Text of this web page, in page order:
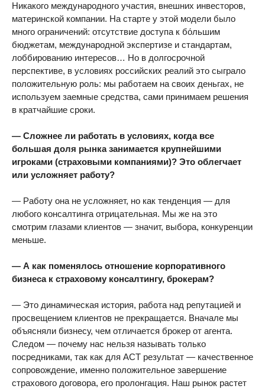
Никакого международного участия, внешних инвесторов,
материнской компании. На старте у этой модели было
много ограничений: отсутствие доступа к бо́льшим
бюджетам, международной экспертизе и стандартам,
лоббированию интересов… Но в долгосрочной
перспективе, в условиях российских реалий это сыграло
положительную роль: мы работаем на своих деньгах, не
используем заемные средства, сами принимаем решения
в кратчайшие сроки.
— Сложнее ли работать в условиях, когда все
большая доля рынка занимается крупнейшими
игроками (страховыми компаниями)? Это облегчает
или усложняет работу?
— Работу она не усложняет, но как тенденция — для
любого консалтинга отрицательная. Мы же на это
смотрим глазами клиентов — значит, выбора, конкуренции
меньше.
— А как поменялось отношение корпоративного
бизнеса к страховому консалтингу, брокерам?
— Это динамическая история, работа над репутацией и
просвещением клиентов не прекращается. Вначале мы
объясняли бизнесу, чем отличается брокер от агента.
Следом — почему нас нельзя называть только
посредниками, так как для АСТ результат — качественное
сопровождение, именно положительное завершение
страхового договора, его пролонгация. Наш рынок растет